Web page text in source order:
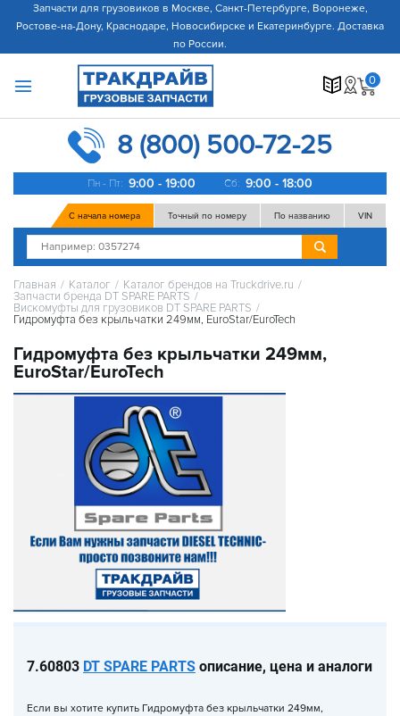
Запчасти для грузовиков в Москве, Санкт-Петербурге, Воронеже,
Ростове-на-Дону, Краснодаре, Новосибирске и Екатеринбурге. Доставка
по России.
0
8 (800) 500-72-25
Пн - Пт: 9:00 - 19:00 Сб: 9:00 - 18:00
С начала номера Точный по номеру По названию VIN
Главная / Каталог / Каталог брендов на Truckdrive.ru /
Запчасти бренда DT SPARE PARTS /
Вискомуфты для грузовиков DT SPARE PARTS /
Гидромуфта без крыльчатки 249мм, EuroStar/EuroTech
Гидромуфта без крыльчатки 249мм,
EuroStar/EuroTech
7.60803 DT SPARE PARTS описание, цена и аналоги
Если вы хотите купить Гидромуфта без крыльчатки 249мм,